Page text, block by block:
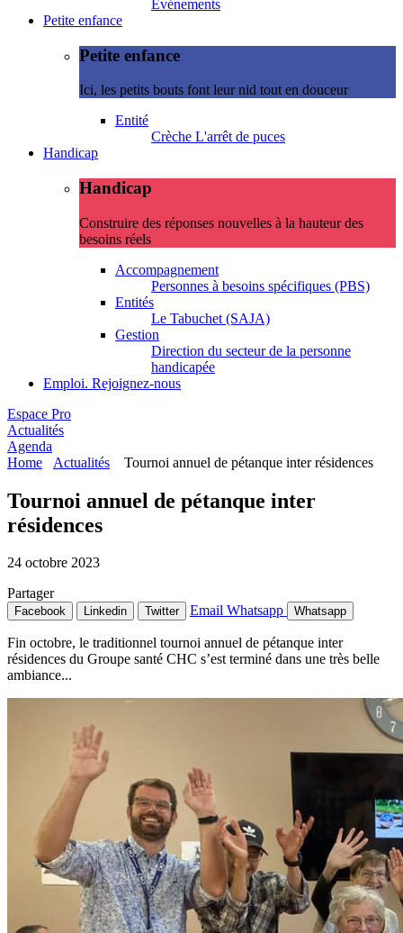
Evénements
Petite enfance
Petite enfance
Ici, les petits bouts font leur nid tout en douceur
Entité
Crèche L'arrêt de puces
Handicap
Handicap
Construire des réponses nouvelles à la hauteur des
besoins réels
Accompagnement
Personnes à besoins spécifiques (PBS)
Entités
Le Tabuchet (SAJA)
Gestion
Direction du secteur de la personne
handicapée
Emploi. Rejoignez-nous
Espace Pro
Actualités
Agenda
Home
Actualités Tournoi annuel de pétanque inter résidences
Tournoi annuel de pétanque inter
résidences
24 octobre 2023
Partager
Facebook Linkedin Twitter Email Whatsapp Whatsapp
Fin octobre, le traditionnel tournoi annuel de pétanque inter
résidences du Groupe santé CHC s’est terminé dans une très belle
ambiance...